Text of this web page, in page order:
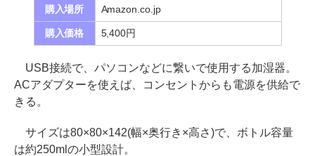
購入場所 Amazon.co.jp
購入価格 5,400円
USB接続で、パソコンなどに繋いで使用する加湿器。
ACアダプターを使えば、コンセントからも電源を供給で
きる。
サイズは80×80×142(幅×奥行き×高さ)で、ボトル容量
は約250mlの小型設計。